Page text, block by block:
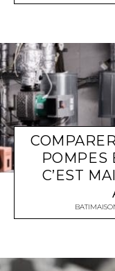
POMPES
C’EST